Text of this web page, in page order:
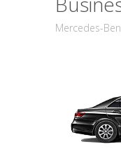
Mercedes-